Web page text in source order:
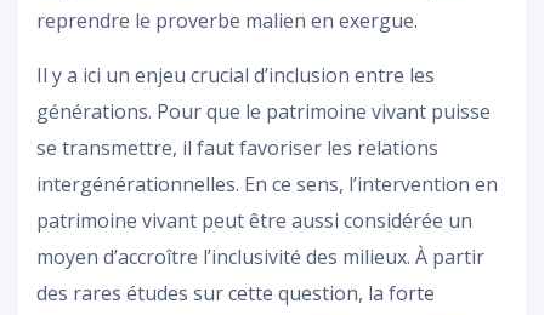
reprendre le proverbe malien en exergue.
Il y a ici un enjeu crucial d’inclusion entre les
générations. Pour que le patrimoine vivant puisse
se transmettre, il faut favoriser les relations
intergénérationnelles. En ce sens, l’intervention en
patrimoine vivant peut être aussi considérée un
moyen d’accroître l’inclusivité des milieux. À partir
des rares études sur cette question, la forte